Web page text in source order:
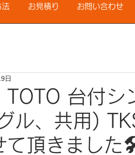
法 お見積り お問い合わせ
TOTO 台付シ
ル、共用)
て頂きました
日